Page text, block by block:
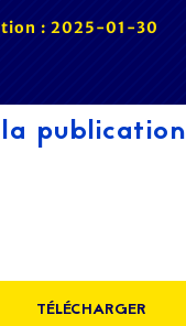
: 2025-01-30
publication
TÉLÉCHARGER